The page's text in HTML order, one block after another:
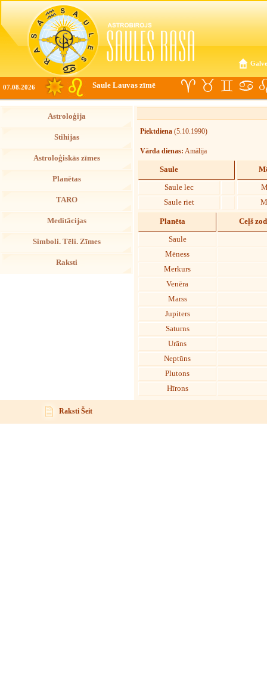
07.08.2026 Saule Lauvas zīmē
Astroloģija
Stihijas
Astroloģiskās zīmes
Planētas
TARO
Meditācijas
Simboli. Tēli. Zīmes
Raksti
Piektdiena (5.10.1990)
Vārda dienas: Amālija
Saule
Saule lec
Saule riet
Planēta Ceļš
Saule
Mēness
Merkurs
Venēra
Marss
Jupiters
Saturns
Urāns
Neptūns
Plutons
Hīrons
Raksti Šeit